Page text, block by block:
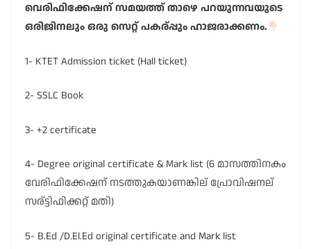
വെരിഫിക്കേഷന് സമയത്ത് താഴെ പറയുന്നവയുടെ
ഒരിജിനലും ഒരു സെറ്റ് പകര്പ്പും ഹാജരാക്കണം.
1- KTET Admission ticket (Hall ticket)
2- SSLC Book
3- +2 certificate
4- Degree original certificate & Mark list (6 മാസത്തിനകം
വേരിഫിക്കേഷന് നടത്തുകയാണങ്കില് പ്രോവിഷനല്
സര്ട്ടിഫിക്കറ്റ് മതി)
5- B.Ed /D.El.Ed original certificate and Mark list